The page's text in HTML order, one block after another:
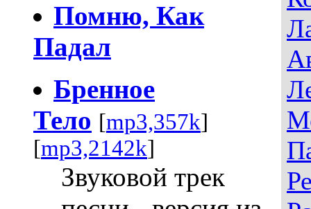
Помню, Как
Падал
Бренное
Тело [mp3,357k]
[mp3,2142k]
Звуковой трек